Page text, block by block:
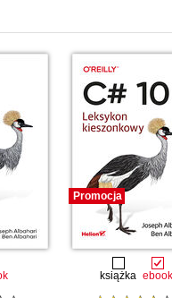
Promocja
książka ebook